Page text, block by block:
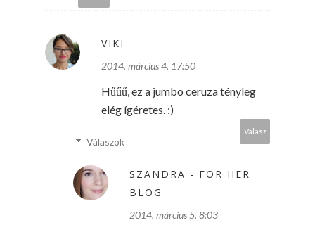
VIKI
2014. március 4. 17:50
Hűűű, ez a jumbo ceruza tényleg
elég ígéretes. :)
Válasz
Válaszok
SZANDRA - FOR HER
BLOG
2014. március 5. 8:03